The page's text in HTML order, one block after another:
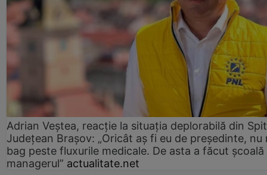
Adrian Veștea, reacție la situația deplorabilă din
Județean Brașov: „Oricât aș fi eu de președinte, nu
bag peste fluxurile medicale. De asta a făcut școală
managerul” actualitate.net